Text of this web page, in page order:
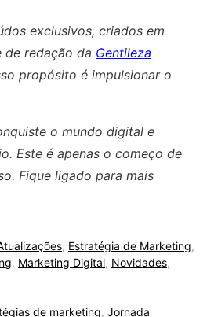
exclusivos, criados em
de redação da Gentileza
propósito é impulsionar o
o mundo digital e
Este é apenas o começo de
Fique ligado para mais
, Estratégia de Marketing,
, Marketing Digital, Novidades,
de marketing, Jornada